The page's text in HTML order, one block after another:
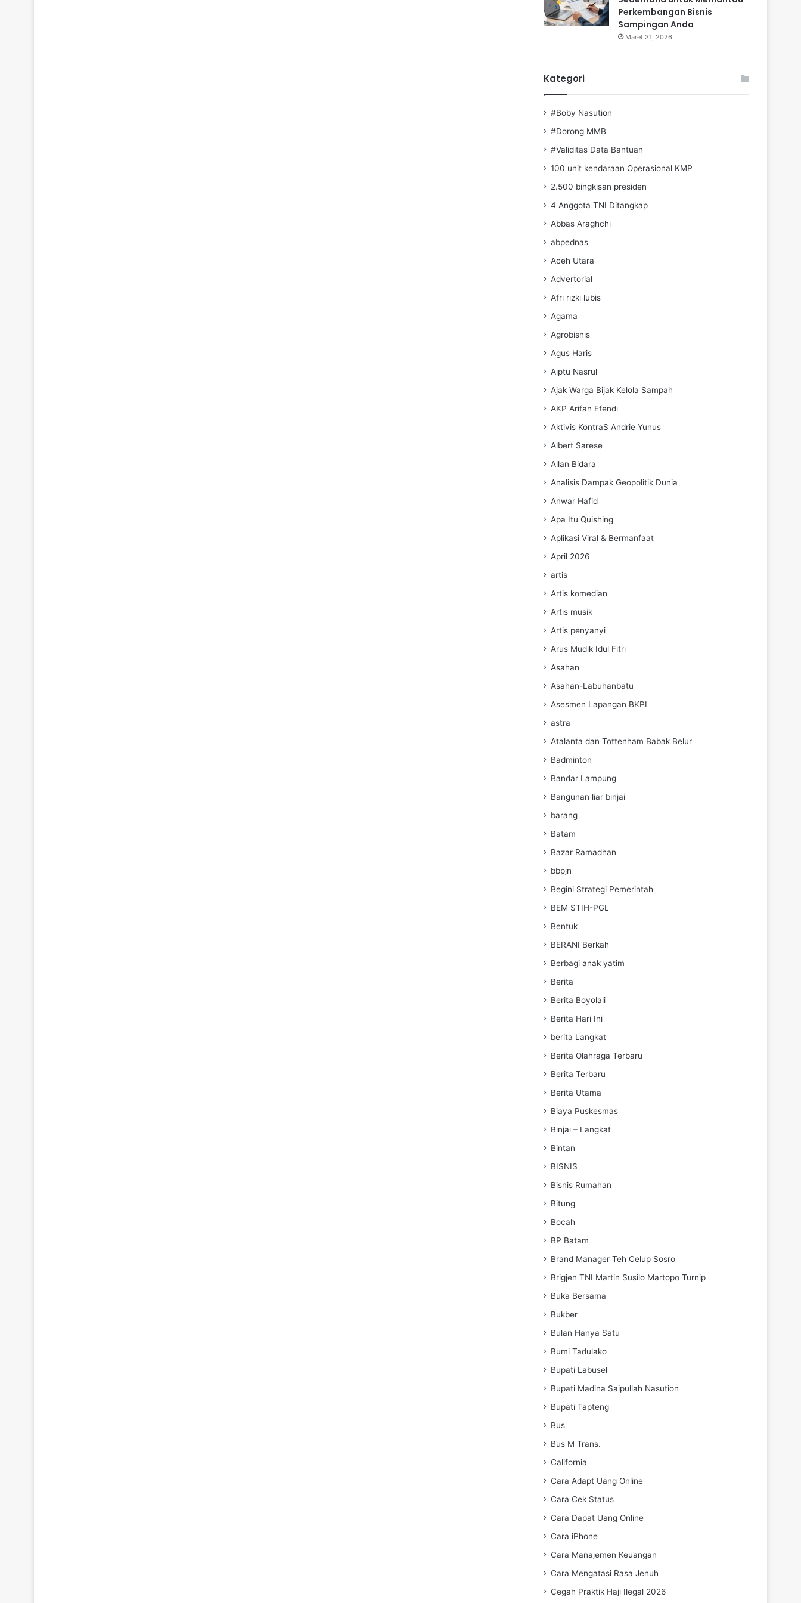
Perkembangan Bisnis
Sampingan Anda
Maret 31, 2026
Kategori
#Boby Nasution
#Dorong MMB
#Validitas Data Bantuan
100 unit kendaraan Operasional KMP
2.500 bingkisan presiden
4 Anggota TNI Ditangkap
Abbas Araghchi
abpednas
Aceh Utara
Advertorial
Afri rizki lubis
Agama
Agrobisnis
Agus Haris
Aiptu Nasrul
Ajak Warga Bijak Kelola Sampah
AKP Arifan Efendi
Aktivis KontraS Andrie Yunus
Albert Sarese
Allan Bidara
Analisis Dampak Geopolitik Dunia
Anwar Hafid
Apa Itu Quishing
Aplikasi Viral & Bermanfaat
April 2026
artis
Artis komedian
Artis musik
Artis penyanyi
Arus Mudik Idul Fitri
Asahan
Asahan-Labuhanbatu
Asesmen Lapangan BKPI
astra
Atalanta dan Tottenham Babak Belur
Badminton
Bandar Lampung
Bangunan liar binjai
barang
Batam
Bazar Ramadhan
bbpjn
Begini Strategi Pemerintah
BEM STIH-PGL
Bentuk
BERANI Berkah
Berbagi anak yatim
Berita
Berita Boyolali
Berita Hari Ini
berita Langkat
Berita Olahraga Terbaru
Berita Terbaru
Berita Utama
Biaya Puskesmas
Binjai – Langkat
Bintan
BISNIS
Bisnis Rumahan
Bitung
Bocah
BP Batam
Brand Manager Teh Celup Sosro
Brigjen TNI Martin Susilo Martopo Turnip
Buka Bersama
Bukber
Bulan Hanya Satu
Bumi Tadulako
Bupati Labusel
Bupati Madina Saipullah Nasution
Bupati Tapteng
Bus
Bus M Trans.
California
Cara Adapt Uang Online
Cara Cek Status
Cara Dapat Uang Online
Cara iPhone
Cara Manajemen Keuangan
Cara Mengatasi Rasa Jenuh
Cegah Praktik Haji Ilegal 2026